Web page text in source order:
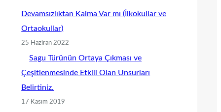
Devamsızlıktan Kalma Var mı (İlkokullar ve
Ortaokullar)
25 Haziran 2022
Sagu Türünün Ortaya Çıkması ve
Çeşitlenmesinde Etkili Olan Unsurları
Belirtiniz.
17 Kasım 2019